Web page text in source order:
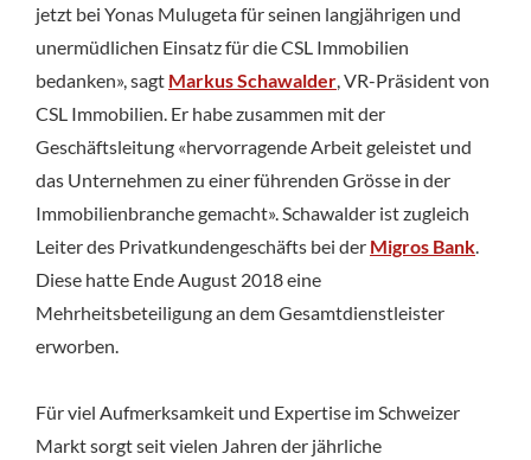
jetzt bei Yonas Mulugeta für seinen langjährigen und
unermüdlichen Einsatz für die CSL Immobilien
bedanken», sagt Markus Schawalder , VR-Präsident von
CSL Immobilien. Er habe zusammen mit der
Geschäftsleitung «hervorragende Arbeit geleistet und
das Unternehmen zu einer führenden Grösse in der
Immobilienbranche gemacht». Schawalder ist zugleich
Leiter des Privatkundengeschäfts bei der Migros Bank
Diese hatte Ende August 2018 eine
Mehrheitsbeteiligung an dem Gesamtdienstleister
erworben.
Für viel Aufmerksamkeit und Expertise im Schweizer
Markt sorgt seit vielen Jahren der jährliche